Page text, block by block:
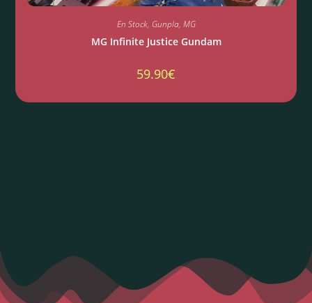
En Stock, Gunpla, MG
MG Infinite Justice Gundam
59.90€